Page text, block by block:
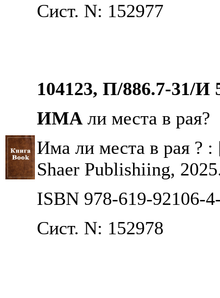
Сист. N: 152977
104123, П/886.7-31/И
ИМА ли места в рая?
Има ли места в рая ?
Shaer Publishiing,
ISBN 978-619-92106-
Сист. N: 152978